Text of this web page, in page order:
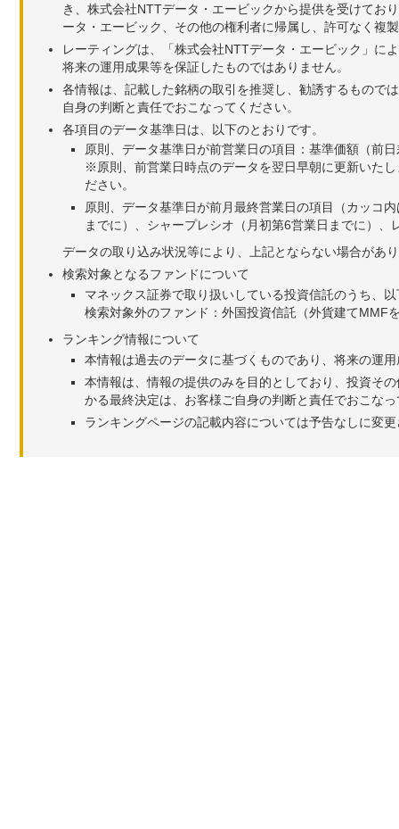
き、株式会社NTTデータ・エービックから提供を受けてお
ータ・エービック、その他の権利者に帰属し、許可なく複
レーティングは、「株式会社NTTデータ・エービック」に
将来の運用成果等を保証したものではありません。
各情報は、記載した銘柄の取引を推奨し、勧誘するもので
自身の判断と責任でおこなってください。
各項目のデータ基準日は、以下のとおりです。
原則、データ基準日が前営業日の項目：基準価額（前
※原則、前営業日時点のデータを翌日早朝に更新いた
ださい。
原則、データ基準日が前月最終営業日の項目（カッコ
までに）、シャープレシオ（月初第6営業日までに）
データの取り込み状況等により、上記とならない場合があ
検索対象となるファンドについて
マネックス証券で取り扱いしている投資信託のうち、
検索対象外のファンド：外国投資信託（外貨建てMMF
ランキング情報について
本情報は過去のデータに基づくものであり、将来の運
本情報は、情報の提供のみを目的としており、投資そ
かる最終決定は、お客様ご自身の判断と責任でおこな
ランキングページの記載内容については予告なしに変